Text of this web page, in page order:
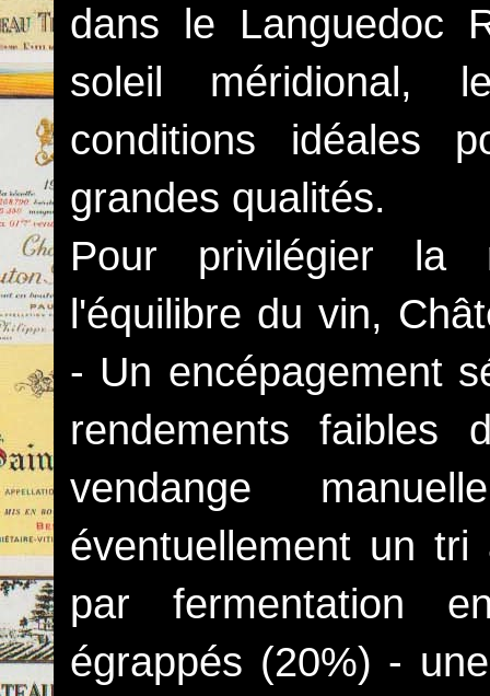
dans le Languedoc
soleil méridional,
conditions idéales
grandes qualités.
Pour privilégier la
l'équilibre du vin,
- Un encépagement
rendements
vendange
éventuellement un
par fermentation
égrappés (20%) -